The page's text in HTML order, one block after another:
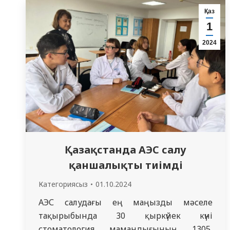
кереңдік жайлы дәріс оқылып, көптеген
өте өзекті сұрақтарға жауап берілді.
Сұрақ-жауап сұқбаты қызықты да мәнді
өтті. Соңында үй…
Қаз
1
2024
Қазақстанда АЭС салу
қаншалықты тиімді
Категориясыз 01.10.2024
АЭС салудағы ең маңызды мәселе
тақырыбында 30 қыркүйек күні